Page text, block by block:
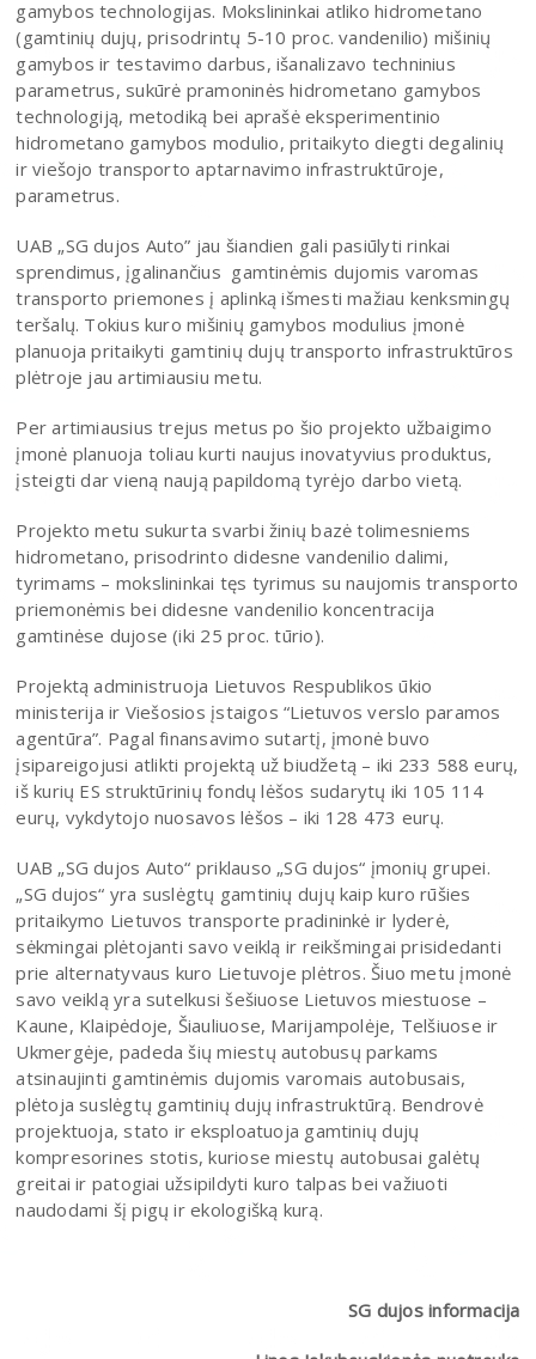
gamybos technologijas. Mokslininkai atliko hidrometano
(gamtinių dujų, prisodrintų 5-10 proc. vandenilio) mišinių
gamybos ir testavimo darbus, išanalizavo techninius
parametrus, sukūrė pramoninės hidrometano gamybos
technologiją, metodiką bei aprašė eksperimentinio
hidrometano gamybos modulio, pritaikyto diegti degalinių
ir viešojo transporto aptarnavimo infrastruktūroje,
parametrus.
UAB „SG dujos Auto” jau šiandien gali pasiūlyti rinkai
sprendimus, įgalinančius gamtinėmis dujomis varomas
transporto priemones į aplinką išmesti mažiau kenksmingų
teršalų. Tokius kuro mišinių gamybos modulius įmonė
planuoja pritaikyti gamtinių dujų transporto infrastruktūros
plėtroje jau artimiausiu metu.
Per artimiausius trejus metus po šio projekto užbaigimo
įmonė planuoja toliau kurti naujus inovatyvius produktus,
įsteigti dar vieną naują papildomą tyrėjo darbo vietą.
Projekto metu sukurta svarbi žinių bazė tolimesniems
hidrometano, prisodrinto didesne vandenilio dalimi,
tyrimams – mokslininkai tęs tyrimus su naujomis transporto
priemonėmis bei didesne vandenilio koncentracija
gamtinėse dujose (iki 25 proc. tūrio).
Projektą administruoja Lietuvos Respublikos ūkio
ministerija ir Viešosios įstaigos “Lietuvos verslo paramos
agentūra”. Pagal finansavimo sutartį, įmonė buvo
įsipareigojusi atlikti projektą už biudžetą – iki 233 588 eurų,
iš kurių ES struktūrinių fondų lėšos sudarytų iki 105 114
eurų, vykdytojo nuosavos lėšos – iki 128 473 eurų.
UAB „SG dujos Auto“ priklauso „SG dujos“ įmonių grupei.
„SG dujos“ yra suslėgtų gamtinių dujų kaip kuro rūšies
pritaikymo Lietuvos transporte pradininkė ir lyderė,
sėkmingai plėtojanti savo veiklą ir reikšmingai prisidedanti
prie alternatyvaus kuro Lietuvoje plėtros. Šiuo metu įmonė
savo veiklą yra sutelkusi šešiuose Lietuvos miestuose –
Kaune, Klaipėdoje, Šiauliuose, Marijampolėje, Telšiuose ir
Ukmergėje, padeda šių miestų autobusų parkams
atsinaujinti gamtinėmis dujomis varomais autobusais,
plėtoja suslėgtų gamtinių dujų infrastruktūrą. Bendrovė
projektuoja, stato ir eksploatuoja gamtinių dujų
kompresorines stotis, kuriose miestų autobusai galėtų
greitai ir patogiai užsipildyti kuro talpas bei važiuoti
naudodami šį pigų ir ekologišką kurą.
SG dujos informacija